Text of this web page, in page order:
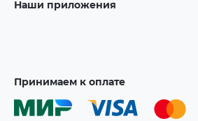
Наши приложения
Принимаем к оплате